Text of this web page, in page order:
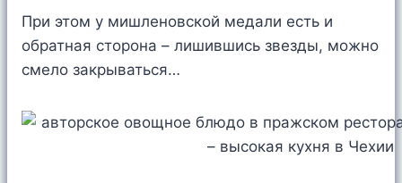
При этом у мишленовской медали есть и
обратная сторона – лишившись звезды, можно
смело закрываться…